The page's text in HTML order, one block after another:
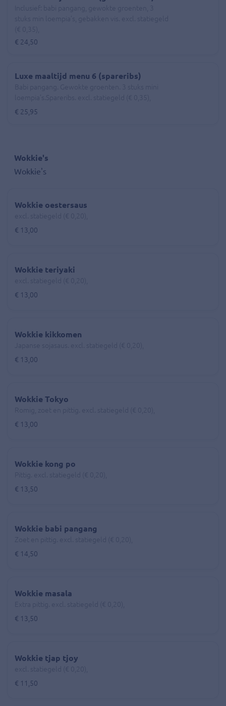
€ 24,50
Luxe maaltijd menu 6 (spareribs)
€ 25,95
Wokkie's
Wokkie's
Wokkie oestersaus
€ 13,00
Wokkie teriyaki
€ 13,00
Wokkie kikkomen
€ 13,00
Wokkie Tokyo
€ 13,00
Wokkie kong po
€ 13,50
Wokkie babi pangang
€ 14,50
Wokkie masala
€ 13,50
Wokkie tjap tjoy
€ 11,50